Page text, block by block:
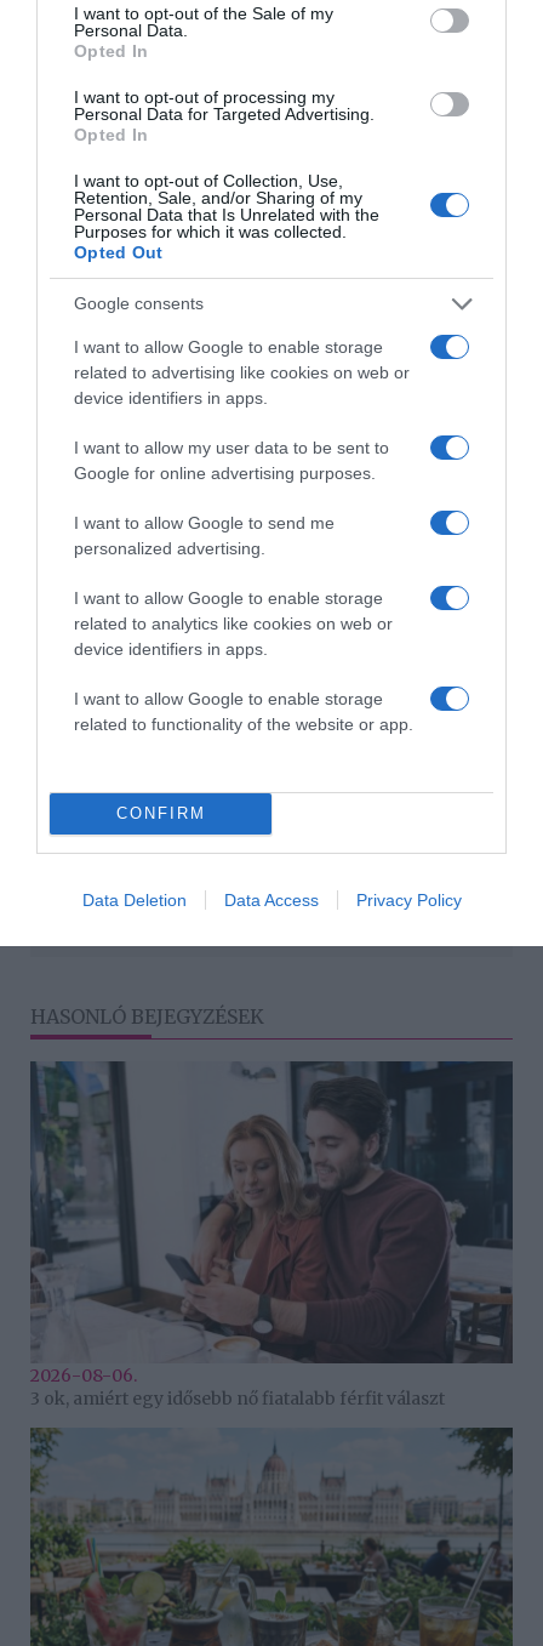
consent section.
I want to opt-out of the Sale of my
Personal Data.
Opted In
I want to opt-out of processing my
Personal Data for Targeted Advertising.
Opted In
I want to opt-out of Collection, Use,
Retention, Sale, and/or Sharing of my
Personal Data that Is Unrelated with the
Purposes for which it was collected.
Opted Out
Google consents
I want to allow Google to enable storage
related to advertising like cookies on web or
device identifiers in apps.
I want to allow my user data to be sent to
Google for online advertising purposes.
I want to allow Google to send me
personalized advertising.
I want to allow Google to enable storage
related to analytics like cookies on web or
device identifiers in apps.
I want to allow Google to enable storage
related to functionality of the website or app.
CONFIRM
Data Deletion Data Access Privacy Policy
részén, a combokon, a térdeken, a has laza bőrén,
valamint a striáknál.
Mik a legjobb otthoni készítmények az őszi-téli időszakra?
Az otthoni ápolás L-aminosavakat, hialuronsavat,
test- és szemkrémekkel történjen. Nagyon hasznos a
retinol rendszeres használata is!
Ezek a termékek megelőző és korrigáló hatással vannak
az öregedő bőrre - mély ráncok, hidratáltság és
rugalmasság.
A különböző táplálékkiegészítők is jó hatást
gyakorolhatnak, némelyikük valóban egyedülálló, mivel
aminosavak (a kollagén építőkövei) és vitaminok
felépítésében, elősegítik a haj növekedését és minőségét,
valamint immunstimuláló hatásuk van, ami csodálatos
Milyen irányba halad az esztétikai orvoslás? Mire
kollagénstimulátorok... után?
Kétségtelen, hogy az esztétikai orvoslás felfelé ível.
biztonságosabb csúcstechnológiákon alapul. Biztos,
hogy a jövő sok újdonságot tartogat majd!
Címkék: hidratálás,arcbőr,tél,ápolás,feltöltés,
HASONLÓ BEJEGYZÉSEK
2026-08-06.
3 ok, amiért egy idősebb nő fiatalabb férfit választ